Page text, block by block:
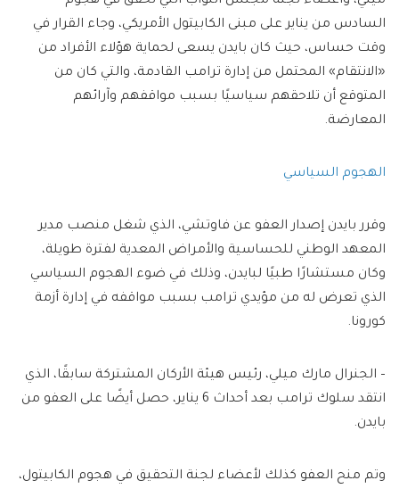
السادس من يناير على مبنى الكابيتول الأمريكي، وجاء القرار في
وقت حساس، حيث كان بايدن يسعى لحماية هؤلاء الأفراد من
«الانتقام» المحتمل من إدارة ترامب القادمة، والتي كان من
المتوقع أن تلاحقهم سياسيًا بسبب مواقفهم وآرائهم
المعارضة.
الهجوم السياسي
وقرر بايدن إصدار العفو عن فاوتشي، الذي شغل منصب مدير
المعهد الوطني للحساسية والأمراض المعدية لفترة طويلة،
وكان مستشارًا طبيًا لبايدن، وذلك في ضوء الهجوم السياسي
الذي تعرض له من مؤيدي ترامب بسبب مواقفه في إدارة أزمة
كورونا.
– الجنرال مارك ميلي، رئيس هيئة الأركان المشتركة سابقًا، الذي
انتقد سلوك ترامب بعد أحداث 6 يناير، حصل أيضًا على العفو من
بايدن.
وتم منح العفو كذلك لأعضاء لجنة التحقيق في هجوم الكابيتول،